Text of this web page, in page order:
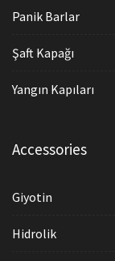
Panik Barlar
Şaft Kapağı
Yangın Kapıları
Accessories
Giyotin
Hidrolik